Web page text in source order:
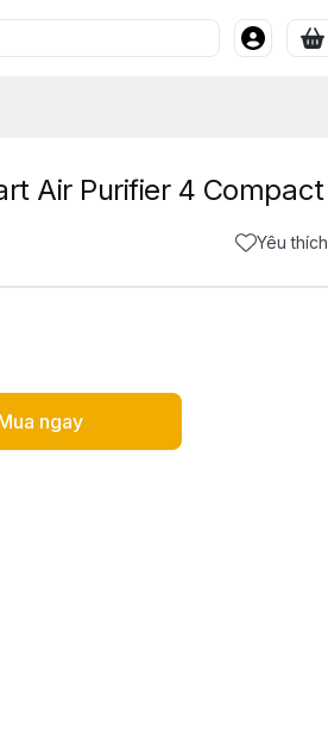
Air Purifier 4 Compact
Yêu thích
ngay